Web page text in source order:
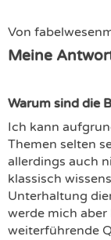
Von
Meine
Warum sind die
Ich kann
Themen selten
allerdings auch
klassisch
Unterhaltung
werde mich
weiterführende